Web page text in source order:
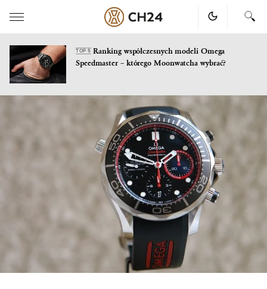
TOP 5Ranking współczesnych modeli Omega
Speedmaster – którego Moonwatcha wybrać?